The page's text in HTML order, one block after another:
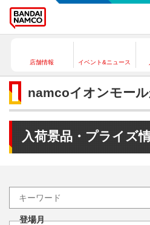
店舗情報 イベント&ニュース
namcoイオンモー
入荷景品・プライズ
登場月